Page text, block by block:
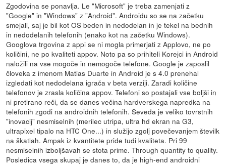
Zgodovina se ponavlja. Le "Microsoft" je treba zamenjati z
"Google" in "Windows" z "Android". Androidu so se na začetku
smejali, saj je bil kot OS beden in nedodelan in je tekel na bednih
in nedodelanih telefonih (enako kot na začetku Windows).
Googlova trgovina z appi se ni mogla primerjati z Applovo, ne po
količini, ne po kvaliteti appov. Noto pa so prihiteli Korejci in Android
naložili na vse mogoče in nemogoče telefone. Google je zaposlil
človeka z imenom Matias Duarte in Android je s 4.0 prenehal
izgledati kot nedodelana igrača v beta verziji. Zaradi količine
telefonov je zrasla količina appov. Telefoni so postajali vse boljši in
ni pretirano reči, da se danes večina hardverskega napredka na
telefonih zgodi na androidnih telefonih. Seveda je veliko tovrstnih
"inovacij" nesmiselnih (merilec utripa, ultra hd ekran na G3,
ultrapixel tipalo na HTC One...) in služijo zgolj povečevanjem številk
na škatlah. Ampak iz kvantitete pride tudi kvaliteta. Pri 99
nesmiselnih izboljšavah se stota prime. Through quantity to quality.
Posledica vsega skupaj je danes to, da je high-end androidni